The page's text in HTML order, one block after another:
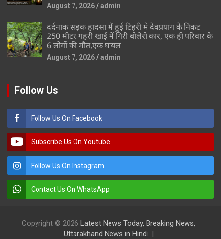
August 7, 2026 admin
दर्दनाक सड़क हादसा में हुई टिहरी मे देवप्रयाग के निकट
250 मीटर गहरी खाई में गिरी बोलेरो कार, एक ही परिवार के
6 लोगों की मौत,एक घायल
August 7, 2026 admin
Follow Us
Follow Us On Facebook
Subscribe Us On Youtube
Follow Us On Instagram
Contact Us On WhatsApp
Copyright © 2026 Latest News Today, Breaking News,
Uttarakhand News in Hindi